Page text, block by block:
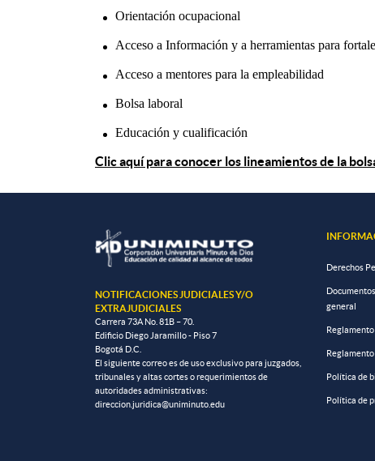
Orientación ocupacional
Acceso a Información y a herramientas para
Acceso a mentores para la empleabilidad
Bolsa laboral
Educación y cualificación
Clic aquí para conocer los lineamientos de la
NOTIFICACIONES JUDICIALES Y/O
EXTRAJUDICIALES
Carrera 73A No. 81B – 70.
Edificio Diego Jaramillo - Piso 7
Bogotá D.C.
El siguiente correo es de uso exclusivo para juzgados,
tribunales y altas cortes o requerimientos de
autoridades administrativas:
direccion.juridica@uniminuto.edu
Derechos
general
Política de
Política de